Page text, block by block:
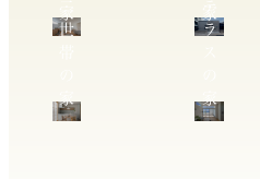
世
家
ラ
家